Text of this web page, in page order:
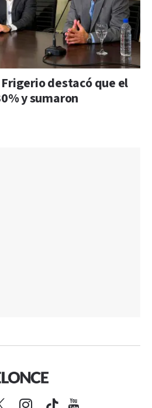
Frigerio destacó que el
y sumaron